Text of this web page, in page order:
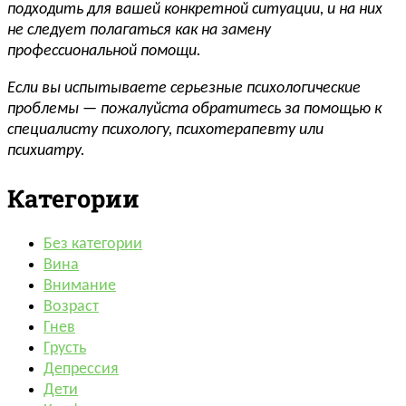
подходить для вашей конкретной ситуации, и на них
не следует полагаться как на замену
профессиональной помощи.
Если вы испытываете серьезные психологические
проблемы — пожалуйста обратитесь за помощью к
специалисту психологу, психотерапевту или
психиатру.
Категории
Без категории
Вина
Внимание
Возраст
Гнев
Грусть
Депрессия
Дети